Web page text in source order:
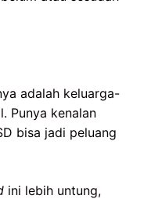
adalah keluarga-
Punya kenalan
bisa jadi peluang
ini lebih untung,